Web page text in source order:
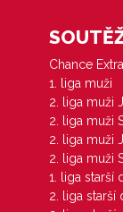
Chance
1. liga muži
2. liga muži
2. liga muži
2. liga muži
2. liga muži
1. liga starší
2. liga starší